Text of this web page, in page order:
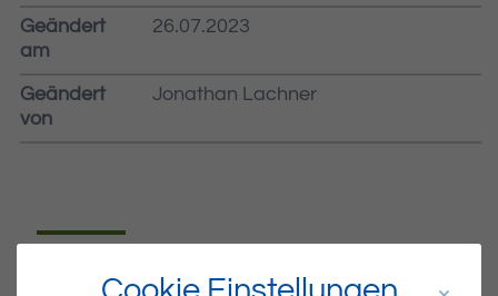
Geändert
am
26.07.2023
Geändert
von
Jonathan Lachner
Dateiname MIBLA-07-2018.PDF